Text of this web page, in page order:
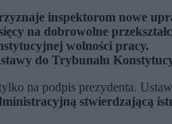
inspektorom nowe
na dobrowolne
wolności pracy.
do Trybunału
na podpis prezydenta.
stwierdzającą